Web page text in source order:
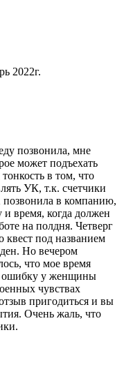
2022г.
позвонила, мне
может подъехать
в том, что
УК, т.к. счетчики
в компанию,
и время, когда должен
на полдня. Четверг
квест под названием
Но вечером
что мое время
ошибку у женщины
чувствах
пригодиться и вы
Очень жаль, что